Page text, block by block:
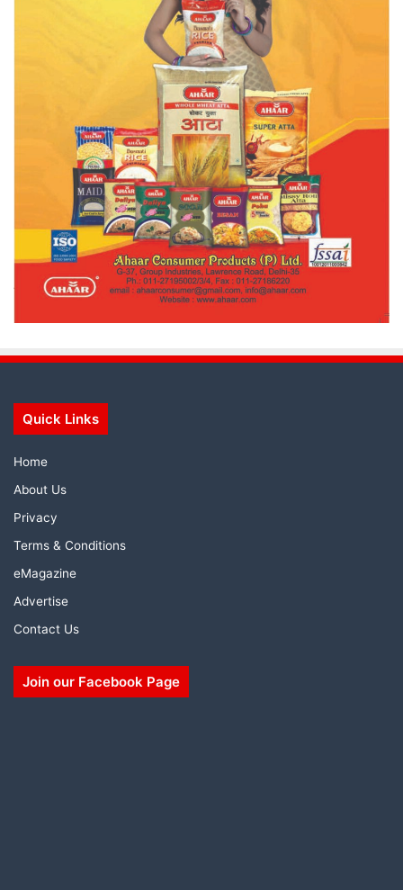
Quick Links
Home
About Us
Privacy
Terms & Conditions
eMagazine
Advertise
Contact Us
Join our Facebook Page